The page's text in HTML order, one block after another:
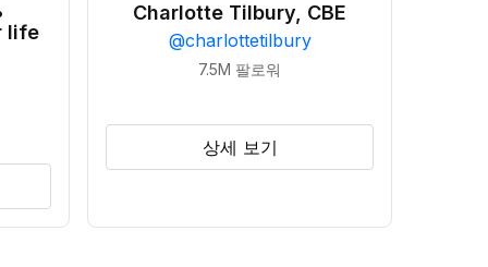
life
Charlotte Tilbury, CBE
@charlottetilbury
7.5M 팔로워
상세 보기